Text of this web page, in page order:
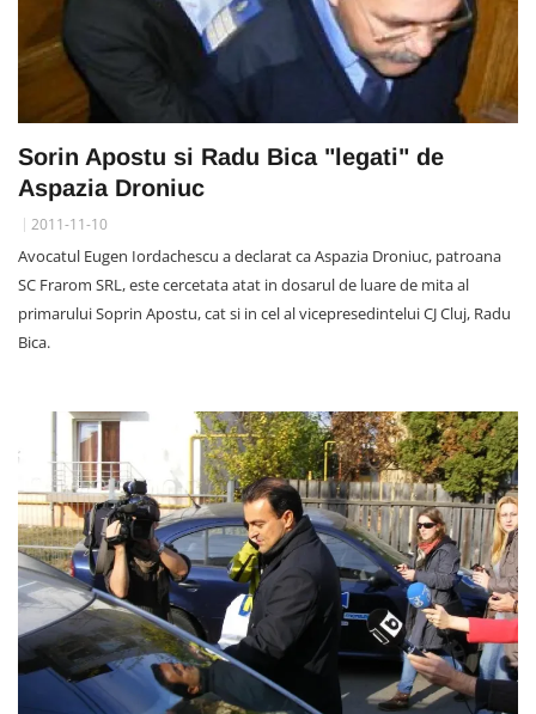
Sorin Apostu si Radu Bica "legati" de
Aspazia Droniuc
2011-11-10
Avocatul Eugen Iordachescu a declarat ca Aspazia Droniuc, patroana
SC Frarom SRL, este cercetata atat in dosarul de luare de mita al
primarului Soprin Apostu, cat si in cel al vicepresedintelui CJ Cluj, Radu
Bica.